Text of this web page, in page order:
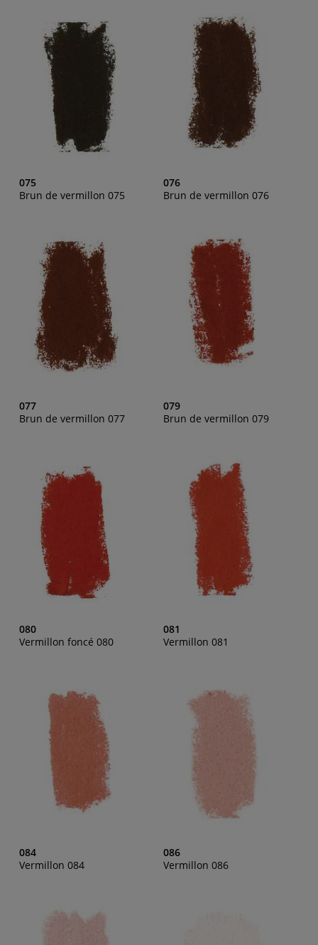
075
Brun de vermillon 075
076
Brun de vermillon 076
077
Brun de vermillon 077
079
Brun de vermillon 079
080
Vermillon foncé 080
081
Vermillon 081
084
Vermillon 084
086
Vermillon 086